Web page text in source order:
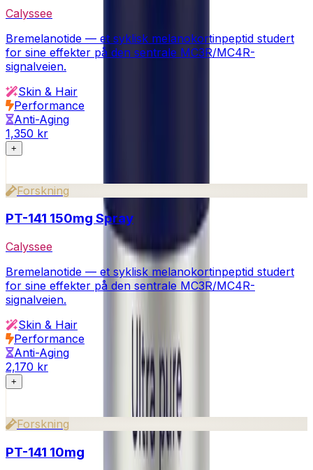
Calyssee
Bremelanotide — et syklisk melanokortinpeptid studert
for sine effekter på den sentrale MC3R/MC4R-
signalveien.
Skin & Hair
Performance
Anti-Aging
1,350 kr
+
Forskning
PT-141 150mg Spray
Calyssee
Bremelanotide — et syklisk melanokortinpeptid studert
for sine effekter på den sentrale MC3R/MC4R-
signalveien.
Skin & Hair
Performance
Anti-Aging
2,170 kr
+
Forskning
PT-141 10mg